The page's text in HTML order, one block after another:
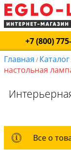
+7 (800)
Главная / Каталог
настольная
Все о